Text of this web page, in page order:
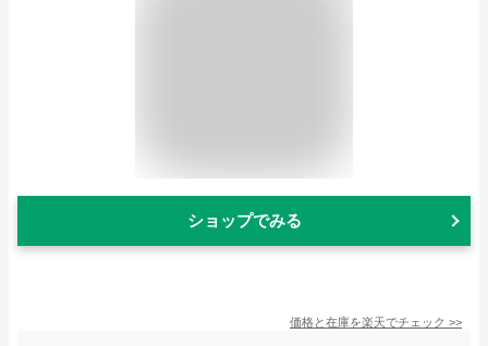
ショップでみる
価格と在庫を楽天でチェック >>